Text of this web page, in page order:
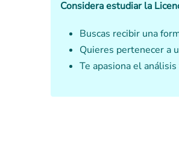
Considera estudiar la
Buscas recibir una
Quieres pertenecer a
Te apasiona el